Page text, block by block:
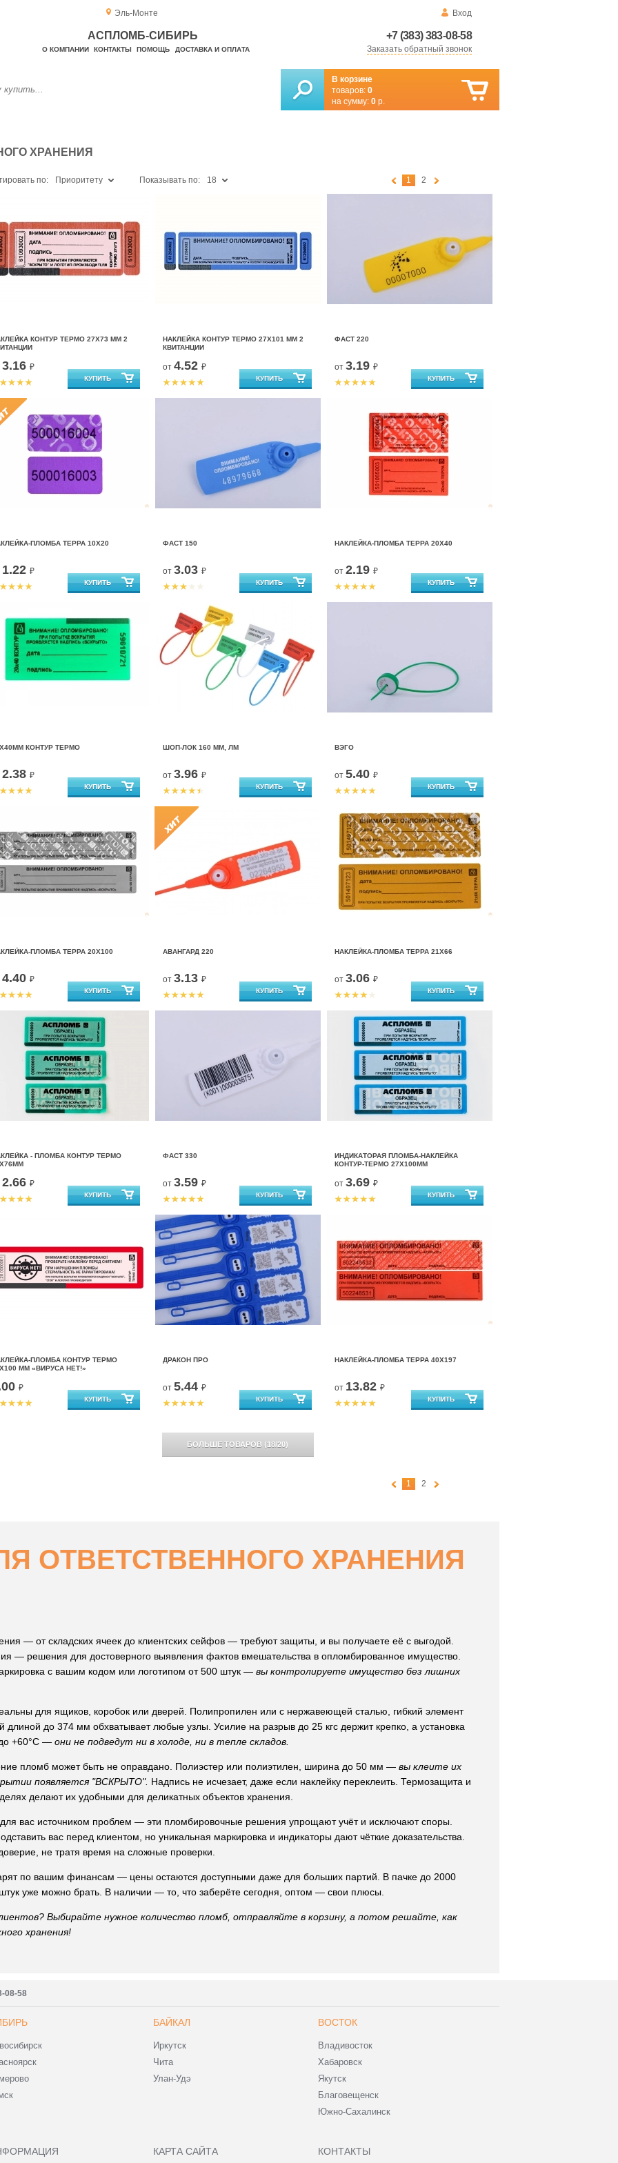
Эль-Монте Вход
+7 (383) 383-08-58
Заказать обратный звонок
АСПЛОМБ-СИБИРЬ
О КОМПАНИИ КОНТАКТЫ ПОМОЩЬ ДОСТАВКА И ОПЛАТА
В корзине
товаров: 0
на сумму: 0 р.
ХРАНЕНИЯ
по: Приоритету Показывать по: 18 1 2
КОНТУР ТЕРМО 27Х73 ММ 2
3.16 ₽
НАКЛЕЙКА КОНТУР ТЕРМО 27Х101 ММ 2
КВИТАНЦИИ
от 4.52 ₽
ФАСТ 220
от 3.19 ₽
ПЛОМБА ТЕРРА 10Х20
1.22 ₽
ФАСТ 150
от 3.03 ₽
НАКЛЕЙКА-ПЛОМБА ТЕРРА 20Х40
от 2.19 ₽
КОНТУР ТЕРМО
2.38 ₽
ШОП-ЛОК 160 ММ, ЛМ
от 3.96 ₽
ВЭГО
от 5.40 ₽
ПЛОМБА ТЕРРА 20Х100
4.40 ₽
АВАНГАРД 220
от 3.13 ₽
НАКЛЕЙКА-ПЛОМБА ТЕРРА 21Х66
от 3.06 ₽
- ПЛОМБА КОНТУР ТЕРМО
2.66 ₽
ФАСТ 330
от 3.59 ₽
ИНДИКАТОРАЯ ПЛОМБА-НАКЛЕЙКА
КОНТУР-ТЕРМО 27Х100ММ
от 3.69 ₽
ПЛОМБА КОНТУР ТЕРМО
ММ «ВИРУСА НЕТ!»
₽
ДРАКОН ПРО
от 5.44 ₽
НАКЛЕЙКА-ПЛОМБА ТЕРРА 40Х197
от 13.82 ₽
БОЛЬШЕ ТОВАРОВ (18/20)
1 2
ОТВЕТСТВЕННОГО ХРАНЕНИЯ
— от складских ячеек до клиентских сейфов — требуют защиты, и вы получаете её с выгодой.
— решения для достоверного выявления фактов вмешательства в опломбированное имущество.
с вашим кодом или логотипом от 500 штук — вы контролируете имущество без лишних
для ящиков, коробок или дверей. Полипропилен или с нержавеющей сталью, гибкий элемент
до 374 мм обхватывает любые узлы. Усилие на разрыв до 25 кгс держит крепко, а установка
+60°C — они не подведут ни в холоде, ни в тепле складов.
пломб может быть не оправдано. Полиэстер или полиэтилен, ширина до 50 мм — вы клеите их
появляется "ВСКРЫТО". Надпись не исчезает, даже если наклейку переклеить. Термозащита и
делают их удобными для деликатных объектов хранения.
для вас источником проблем — эти пломбировочные решения упрощают учёт и исключают споры.
вас перед клиентом, но уникальная маркировка и индикаторы дают чёткие доказательства.
не тратя время на сложные проверки.
по вашим финансам — цены остаются доступными даже для больших партий. В пачке до 2000
уже можно брать. В наличии — то, что заберёте сегодня, оптом — свои плюсы.
Выбирайте нужное количество пломб, отправляйте в корзину, а потом решайте, как
хранения!
08-58
БАЙКАЛ
Иркутск
Чита
Улан-Удэ
ВОСТОК
Владивосток
Хабаровск
Якутск
Благовещенск
Южно-Сахалинск
КАРТА САЙТА КОНТАКТЫ